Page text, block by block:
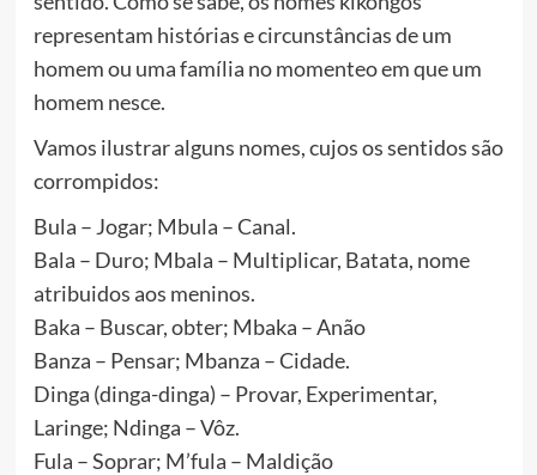
representam histórias e circunstâncias de um
homem ou uma família no momenteo em que um
homem nesce.
Vamos ilustrar alguns nomes, cujos os sentidos são
corrompidos:
Bula – Jogar; Mbula – Canal.
Bala – Duro; Mbala – Multiplicar, Batata, nome
atribuidos aos meninos.
Baka – Buscar, obter; Mbaka – Anão
Banza – Pensar; Mbanza – Cidade.
Dinga (dinga-dinga) – Provar, Experimentar,
Laringe; Ndinga – Vôz.
Fula – Soprar; M’fula – Maldição